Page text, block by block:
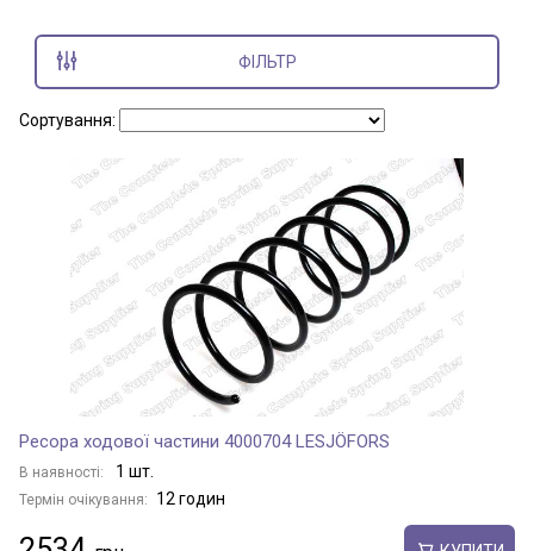
Hummer
Показати всі марки
ФІЛЬТР
Сортування:
Ресора ходової частини 4000704 LESJÖFORS
В наявності: 1 шт.
Термін очікування: 12 годин